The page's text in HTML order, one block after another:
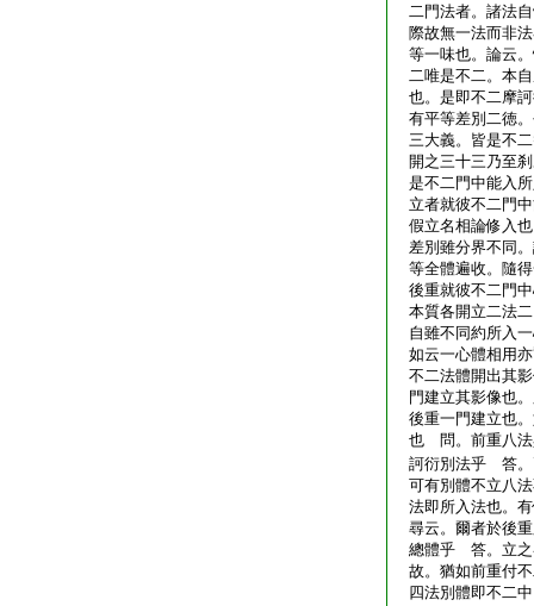
二門法者。諸法
際故無一法而非
等一味也。論云
二唯是不二。本
也。是即不二摩
有平等差別二徳
三大義。皆是不
開之三十三乃至
是不二門中能入
立者就彼不二門
假立名相論修入
差別雖分界不同
等全體遍收。隨
後重就彼不二門
本質各開立二法
自雖不同約所入
如云一心體相用
不二法體開出其
門建立其影像也
後重一門建立也
也 問。前重八法
訶衍別法乎 答。
可有別體不立八
法即所入法也。
尋云。爾者於後
總體乎 答。立之
故。猶如前重付
四法別體即不二